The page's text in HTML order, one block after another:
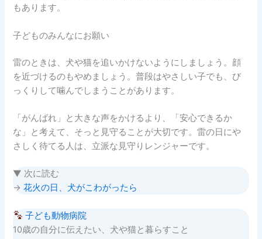
もあります。
子どものみんなにお願い
雷のときは、犬や猫を追いかけないようにしましょう。顔
を近づけるのもやめましょう。普段はやさしい子でも、び
っくりして噛んでしまうことがあります。
「がんばれ」と大きな声をかけるより、「安心できるか
な」と考えて、そっと見守ることが大切です。雷の日にや
さしく待てる人は、立派な見守りレンジャーです。
▼ 次に読む
→花火の日、犬がこわがったら
子ども動物病院
10歳の自分に伝えたい、犬や猫と暮らすこと